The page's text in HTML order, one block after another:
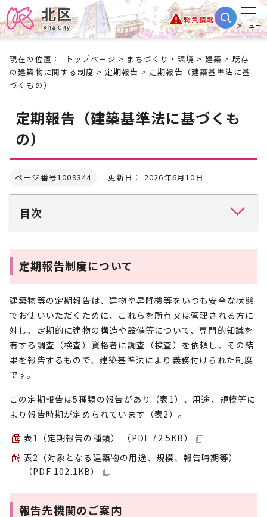
緊急情報
メニュー
現在の位置： トップページ > まちづくり・環境 > 建築 > 既存
の建築物に関する制度 > 定期報告 > 定期報告（建築基準法に基
づくもの）
定期報告（建築基準法に基づくも
の）
ページ番号1009344 更新日： 2026年6月10日
目次
定期報告制度について
建築物等の定期報告は、建物や昇降機等をいつも安全な状態
でお使いいただくために、これらを所有又は管理される方に
対し、定期的に建物の構造や設備等について、専門的知識を
有する調査（検査）資格者に調査（検査）を依頼し、その結
果を報告するもので、建築基準法により義務付けられた制度
です。
この定期報告は5種類の報告があり（表1）、用途、規模等に
より報告時期が定められています（表2）。
表1（定期報告の種類） （PDF 72.5KB）
表2（対象となる建築物の用途、規模、報告時期等）
（PDF 102.1KB）
報告先機関のご案内